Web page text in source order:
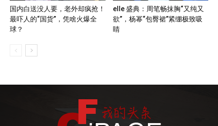
国内白送没人要，老外却疯抢！
最吓人的“国货”，凭啥火爆全
球？
elle 盛典：周笔畅抹胸“又纯又
欲”，杨幂“包臀裙”紧绷极致吸
睛